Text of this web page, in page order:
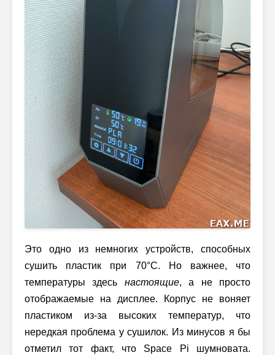
Это одно из немногих устройств, способных
сушить пластик при 70°C. Но важнее, что
температуры здесь настоящие, а не просто
отображаемые на дисплее. Корпус не воняет
пластиком из-за высоких температур, что
нередкая проблема у сушилок. Из минусов я бы
отметил тот факт, что Space Pi шумновата.